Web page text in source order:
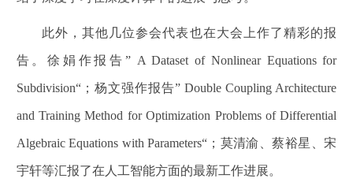
此外，其他几位参会代表也在大会上作了精彩的报
告。徐娟作报告” A Dataset of Nonlinear Equations for
Subdivision“；杨文强作报告” Double Coupling Architecture
and Training Method for Optimization Problems of Differential
Algebraic Equations with Parameters“；莫清渝、蔡裕星、宋
宇轩等汇报了在人工智能方面的最新工作进展。